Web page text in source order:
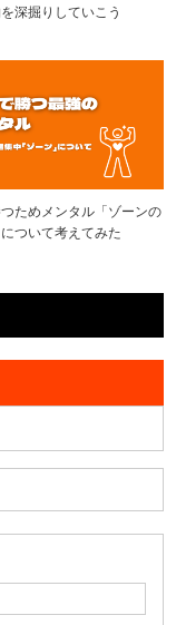
深掘りしていこう
ためメンタル「ゾーンの
ついて考えてみた